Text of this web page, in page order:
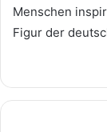
Menschen
Figur der